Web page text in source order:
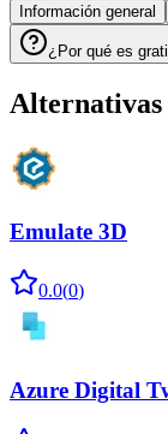
Información general
¿Por qué es
Alternativas
Emulate 3D
0.0(0)
Azure Digital